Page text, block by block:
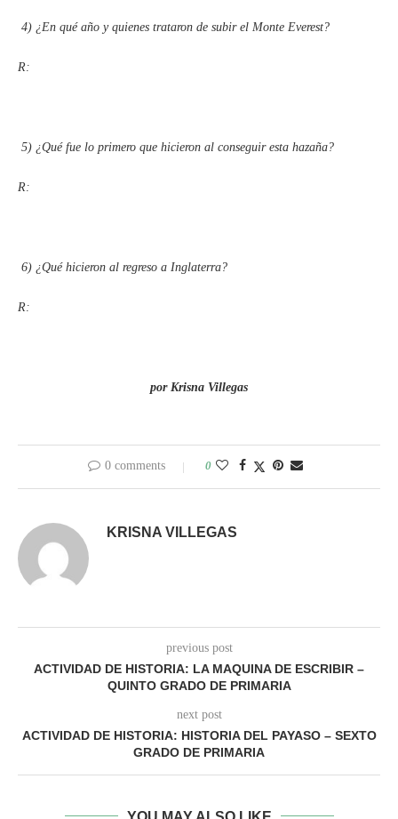
4) ¿En qué año y quienes trataron de subir el Monte Everest?
R:
5) ¿Qué fue lo primero que hicieron al conseguir esta hazaña?
R:
6) ¿Qué hicieron al regreso a Inglaterra?
R:
por Krisna Villegas
0 comments 0
KRISNA VILLEGAS
previous post
ACTIVIDAD DE HISTORIA: LA MAQUINA DE ESCRIBIR –
QUINTO GRADO DE PRIMARIA
next post
ACTIVIDAD DE HISTORIA: HISTORIA DEL PAYASO – SEXTO
GRADO DE PRIMARIA